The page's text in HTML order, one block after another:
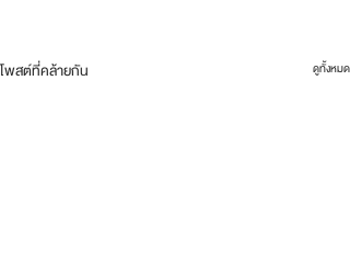
โพสต์ที่คล้ายกัน ดูทั้งหมด